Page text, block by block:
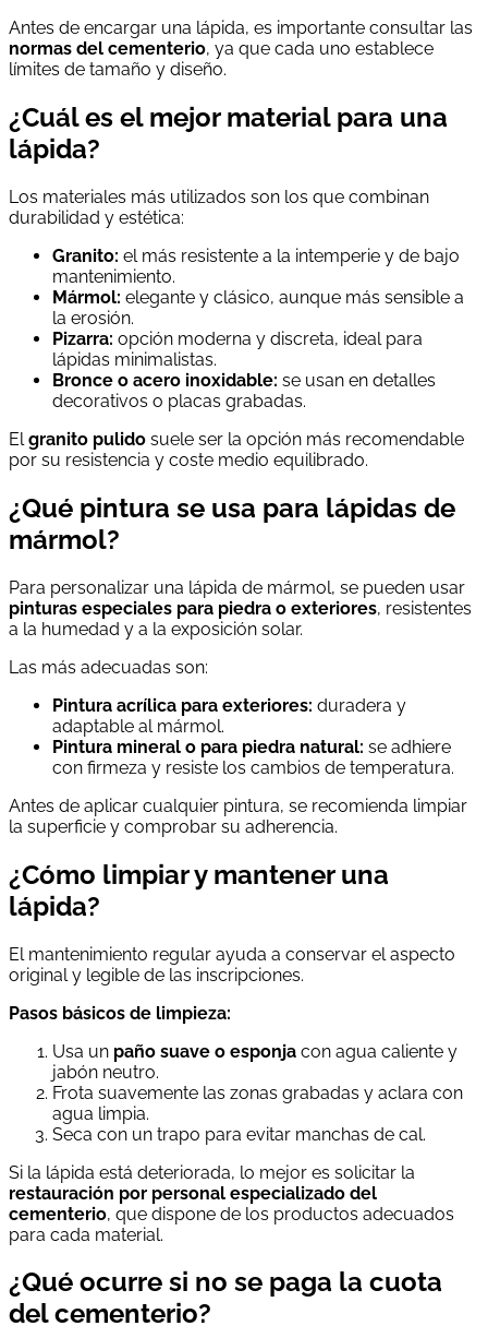
Antes de encargar una lápida, es importante consultar las
normas del cementerio, ya que cada uno establece
límites de tamaño y diseño.
¿Cuál es el mejor material para una
lápida?
Los materiales más utilizados son los que combinan
durabilidad y estética:
Granito: el más resistente a la intemperie y de bajo
mantenimiento.
Mármol: elegante y clásico, aunque más sensible a
la erosión.
Pizarra: opción moderna y discreta, ideal para
lápidas minimalistas.
Bronce o acero inoxidable: se usan en detalles
decorativos o placas grabadas.
Elgranito pulido suele ser la opción más recomendable
por su resistencia y coste medio equilibrado.
¿Qué pintura se usa para lápidas de
mármol?
Para personalizar una lápida de mármol, se pueden usar
pinturas especiales para piedra o exteriores, resistentes
a la humedad y a la exposición solar.
Las más adecuadas son:
Pintura acrílica para exteriores: duradera y
adaptable al mármol.
Pintura mineral o para piedra natural: se adhiere
con firmeza y resiste los cambios de temperatura.
Antes de aplicar cualquier pintura, se recomienda limpiar
la superficie y comprobar su adherencia.
¿Cómo limpiar y mantener una
lápida?
El mantenimiento regular ayuda a conservar el aspecto
original y legible de las inscripciones.
Pasos básicos de limpieza:
Usa un paño suave o esponja con agua caliente y
jabón neutro.
Frota suavemente las zonas grabadas y aclara con
agua limpia.
Seca con un trapo para evitar manchas de cal.
Si la lápida está deteriorada, lo mejor es solicitar la
restauración por personal especializado del
cementerio, que dispone de los productos adecuados
para cada material.
¿Qué ocurre si no se paga la cuota
del cementerio?